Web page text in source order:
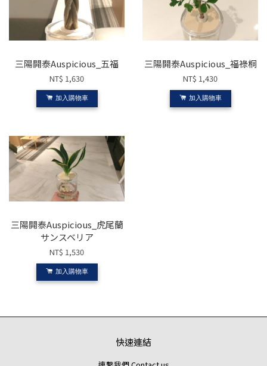
三陽開泰Auspicious_五福
NT$ 1,630
加入購物車
三陽開泰Auspicious_福祿桐
NT$ 1,430
加入購物車
三陽開泰Auspicious_虎尾蘭
サンスベリア
NT$ 1,530
加入購物車
快速連結